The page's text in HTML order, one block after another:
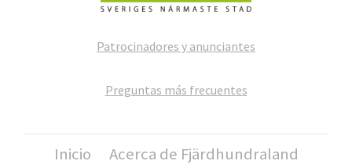
Patrocinadores y anunciantes
Preguntas más frecuentes
Inicio
Acerca de Fjärdhundraland